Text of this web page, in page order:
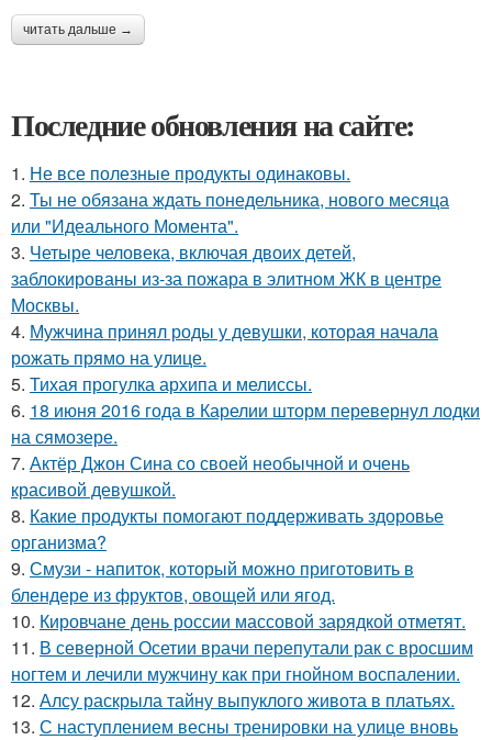
читать дальше →
Последние обновления на сайте:
1. Не все полезные продукты одинаковы.
2. Ты не обязана ждать понедельника, нового месяца
или "Идеального Момента".
3. Четыре человека, включая двоих детей,
заблокированы из-за пожара в элитном ЖК в центре
Москвы.
4. Мужчина принял роды у девушки, которая начала
рожать прямо на улице.
5. Тихая прогулка архипа и мелиссы.
6. 18 июня 2016 года в Карелии шторм перевернул лодки
на сямозере.
7. Актёр Джон Сина со своей необычной и очень
красивой девушкой.
8. Какие продукты помогают поддерживать здоровье
организма?
9. Смузи - напиток, который можно приготовить в
блендере из фруктов, овощей или ягод.
10. Кировчане день россии массовой зарядкой отметят.
11. В северной Осетии врачи перепутали рак с вросшим
ногтем и лечили мужчину как при гнойном воспалении.
12. Алсу раскрыла тайну выпуклого живота в платьях.
13. С наступлением весны тренировки на улице вновь